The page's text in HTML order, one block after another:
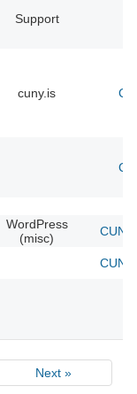
Support
cuny.is
WordPress
(misc)
Next »